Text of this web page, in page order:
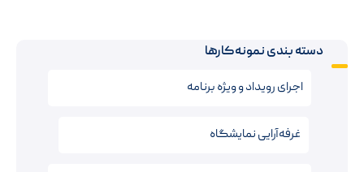
دسته بندی نمونه‌کارها
اجرای رویداد و ویژه برنامه
غرفه‌آرایی نمایشگاه